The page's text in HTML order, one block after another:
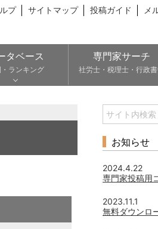
プ サイトマップ 投稿ガイド メ
タベース
ランキング
専門家サーチ
社労士・税理士・行政
お知らせ
2024.4.22
専門家投稿用
2023.11.1
無料ダウンロ